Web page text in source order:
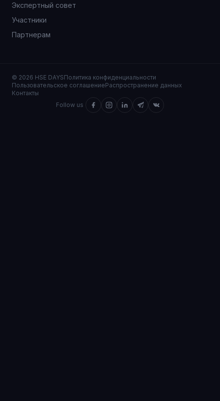
Экспертный совет
Участники
Партнерам
© 2026 HSE DAYSПолитика конфиденциальности
Пользовательское соглашениеРаспространение данных
Контакты
Follow us